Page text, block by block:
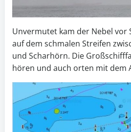
Unvermutet kam der Nebel vor
auf dem schmalen Streifen
und Scharhörn. Die
hören und auch orten mit dem